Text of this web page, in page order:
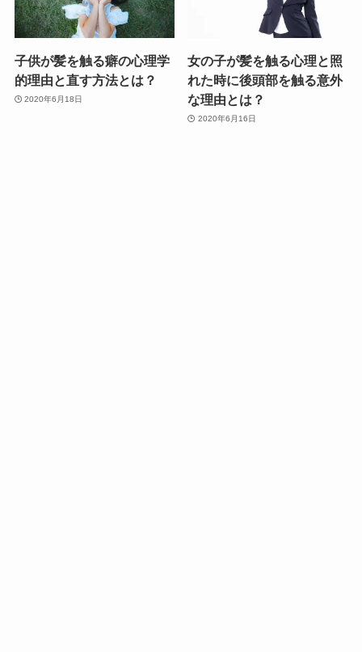
子供が髪を触る癖の心理学
的理由と直す方法とは？
2020年6月18日
女の子が髪を触る心理と照
れた時に後頭部を触る意外
な理由とは？
2020年6月16日